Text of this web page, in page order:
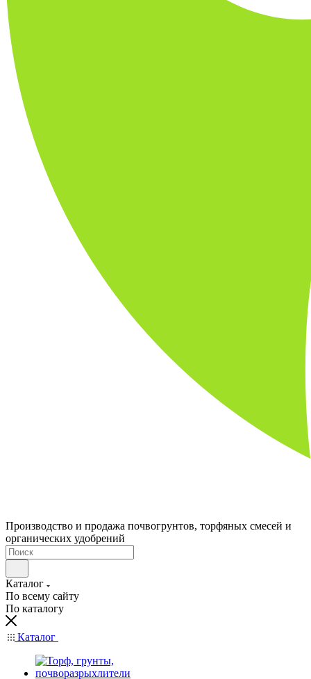
Производство и продажа почвогрунтов, торфяных смесей и
органических удобрений
Каталог
По всему сайту
По каталогу
Каталог